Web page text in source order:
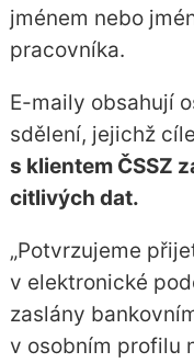
jménem nebo
pracovníka.
E-maily obsahují
sdělení, jejichž
s klientem ČSSZ
citlivých dat.
„Potvrzujeme
v elektronické
zaslány
v osobním profilu